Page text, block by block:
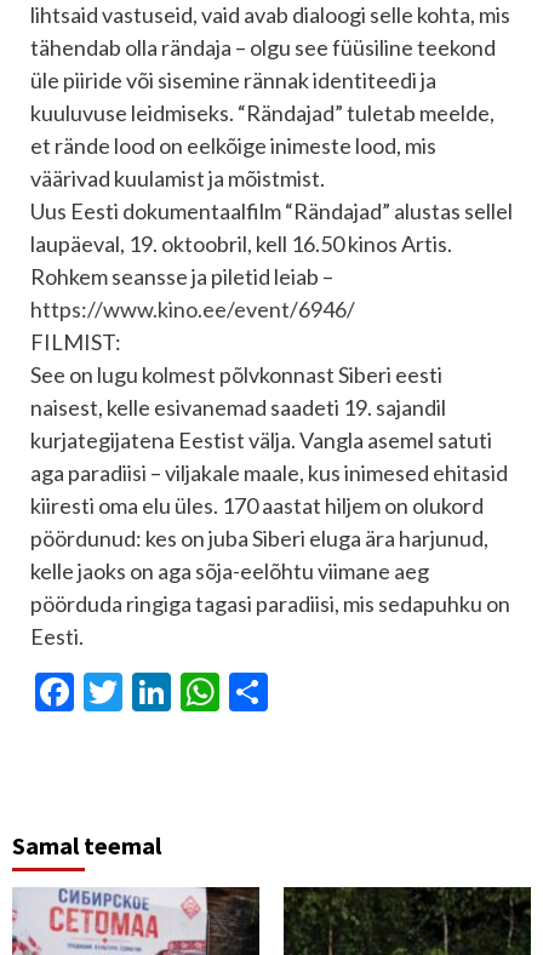
lihtsaid vastuseid, vaid avab dialoogi selle kohta, mis
tähendab olla rändaja – olgu see füüsiline teekond
üle piiride või sisemine rännak identiteedi ja
kuuluvuse leidmiseks. “Rändajad” tuletab meelde,
et rände lood on eelkõige inimeste lood, mis
väärivad kuulamist ja mõistmist.
Uus Eesti dokumentaalfilm “Rändajad” alustas sellel
laupäeval, 19. oktoobril, kell 16.50 kinos Artis.
Rohkem seansse ja piletid leiab –
https://www.kino.ee/event/6946/
FILMIST:
See on lugu kolmest põlvkonnast Siberi eesti
naisest, kelle esivanemad saadeti 19. sajandil
kurjategijatena Eestist välja. Vangla asemel satuti
aga paradiisi – viljakale maale, kus inimesed ehitasid
kiiresti oma elu üles. 170 aastat hiljem on olukord
pöördunud: kes on juba Siberi eluga ära harjunud,
kelle jaoks on aga sõja-eelõhtu viimane aeg
pöörduda ringiga tagasi paradiisi, mis sedapuhku on
Eesti.
Facebook
Twitter
LinkedIn
WhatsApp
Samal teemal